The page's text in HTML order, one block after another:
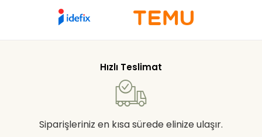
Hızlı Teslimat
Siparişleriniz en kısa sürede elinize ulaşır.